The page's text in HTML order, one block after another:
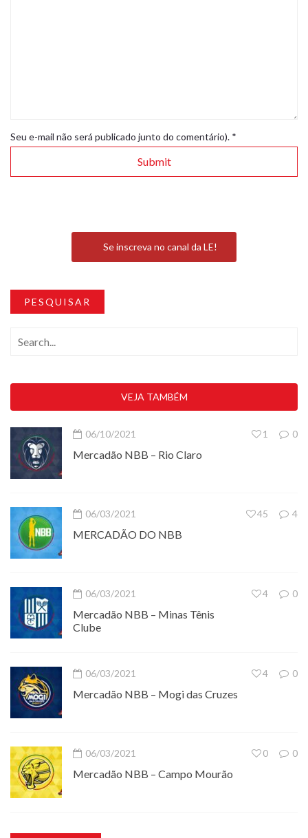
Seu e-mail não será publicado junto do comentário). *
Se inscreva no canal da LE!
PESQUISAR
VEJA TAMBÉM
06/10/2021 0
1
Mercadão NBB – Rio Claro
06/03/2021 4
45
MERCADÃO DO NBB
06/03/2021 0
4
Mercadão NBB – Minas Tênis
Clube
06/03/2021 0
4
Mercadão NBB – Mogi das Cruzes
06/03/2021 0
0
Mercadão NBB – Campo Mourão